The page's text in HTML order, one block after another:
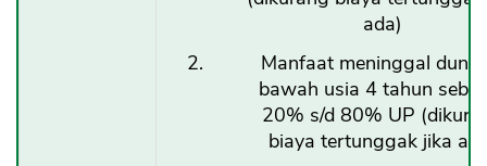
ada)
Manfaat meninggal
bawah usia 4 tahun
20% s/d 80% UP
biaya tertunggak jika
OK
CANCEL